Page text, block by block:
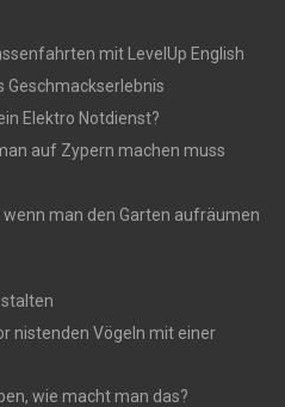
mit LevelUp English
Geschmackserlebnis
Elektro Notdienst?
auf Zypern machen muss
man den Garten aufräumen
nistenden Vögeln mit einer
wie macht man das?